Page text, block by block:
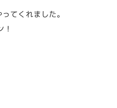
てくれました。